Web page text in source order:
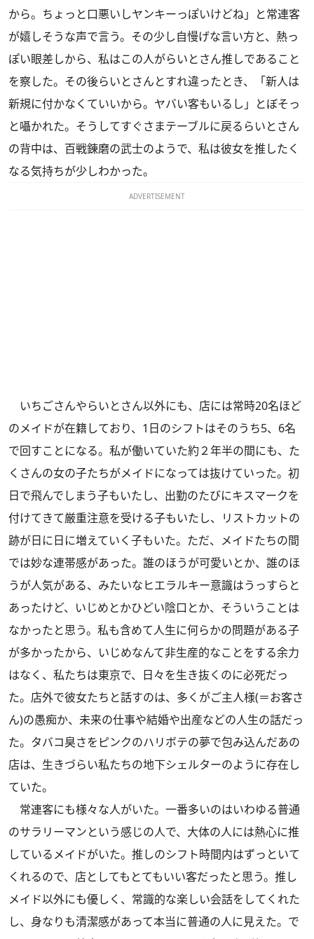
から。ちょっと口悪いしヤンキーっぽいけどね」と常連客
が嬉しそうな声で言う。その少し自慢げな言い方と、熱っ
ぽい眼差しから、私はこの人がらいとさん推しであること
を察した。その後らいとさんとすれ違ったとき、「新人は
新規に付かなくていいから。ヤバい客もいるし」とぼそっ
と囁かれた。そうしてすぐさまテーブルに戻るらいとさん
の背中は、百戦錬磨の武士のようで、私は彼女を推したく
なる気持ちが少しわかった。
ADVERTISEMENT
いちごさんやらいとさん以外にも、店には常時20名ほど
のメイドが在籍しており、1日のシフトはそのうち5、6名
で回すことになる。私が働いていた約２年半の間にも、た
くさんの女の子たちがメイドになっては抜けていった。初
日で飛んでしまう子もいたし、出勤のたびにキスマークを
付けてきて厳重注意を受ける子もいたし、リストカットの
跡が日に日に増えていく子もいた。ただ、メイドたちの間
では妙な連帯感があった。誰のほうが可愛いとか、誰のほ
うが人気がある、みたいなヒエラルキー意識はうっすらと
あったけど、いじめとかひどい陰口とか、そういうことは
なかったと思う。私も含めて人生に何らかの問題がある子
が多かったから、いじめなんて非生産的なことをする余力
はなく、私たちは東京で、日々を生き抜くのに必死だっ
た。店外で彼女たちと話すのは、多くがご主人様(＝お客さ
ん)の愚痴か、未来の仕事や結婚や出産などの人生の話だっ
た。タバコ臭さをピンクのハリボテの夢で包み込んだあの
店は、生きづらい私たちの地下シェルターのように存在し
ていた。
常連客にも様々な人がいた。一番多いのはいわゆる普通
のサラリーマンという感じの人で、大体の人には熱心に推
しているメイドがいた。推しのシフト時間内はずっといて
くれるので、店としてもとてもいい客だったと思う。推し
メイド以外にも優しく、常識的な楽しい会話をしてくれた
し、身なりも清潔感があって本当に普通の人に見えた。で